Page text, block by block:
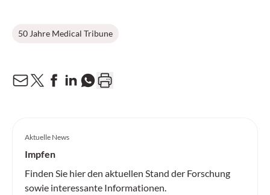
50 Jahre Medical Tribune
Aktuelle News
Impfen
Finden Sie hier den aktuellen Stand der Forschung
sowie interessante Informationen.